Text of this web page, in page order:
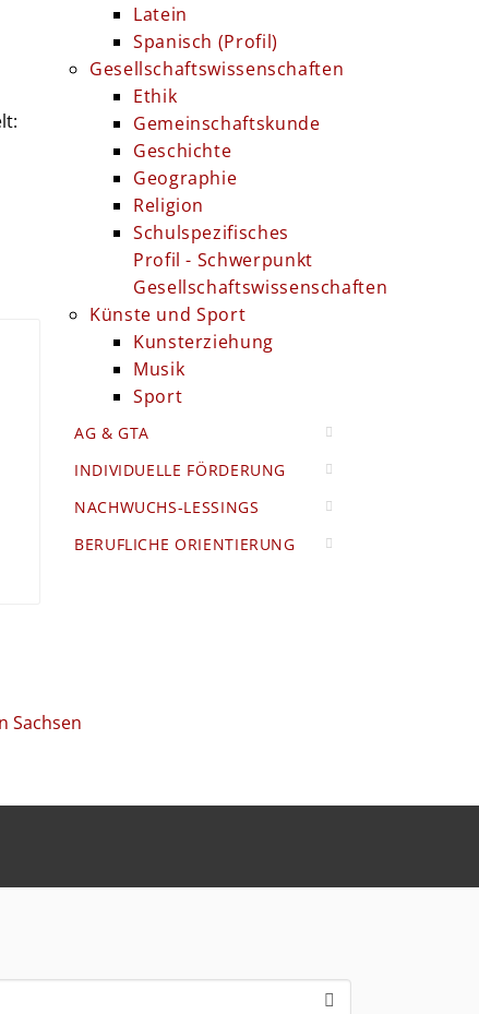
Latein
Spanisch (Profil)
Gesellschaftswissenschaften
Ethik
Gemeinschaftskunde
Geschichte
Geographie
Religion
Schulspezifisches
Profil - Schwerpunkt
Gesellschaftswissenschaften
Künste und Sport
Kunsterziehung
Musik
Sport
AG & GTA
INDIVIDUELLE FÖRDERUNG
NACHWUCHS-LESSINGS
BERUFLICHE ORIENTIERUNG